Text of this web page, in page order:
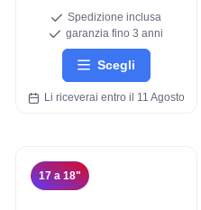
Spedizione inclusa
garanzia fino 3 anni
Scegli
Li riceverai entro il 11 Agosto
17 a 18"